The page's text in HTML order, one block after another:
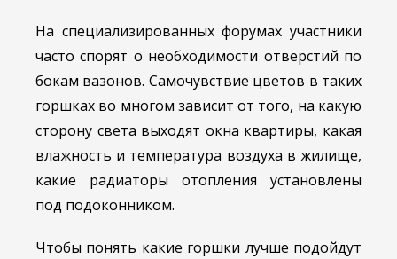
На специализированных форумах участники
часто спорят о необходимости отверстий по
бокам вазонов. Самочувствие цветов в таких
горшках во многом зависит от того, на какую
сторону света выходят окна квартиры, какая
влажность и температура воздуха в жилище,
какие радиаторы отопления установлены
под подоконником.
Чтобы понять какие горшки лучше подойдут